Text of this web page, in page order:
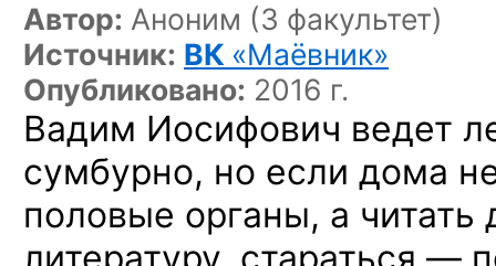
Автор: Аноним (3 факультет)
Источник: ВК «Маёвник»
Опубликовано: 2016 г.
Вадим Иосифович ведет
сумбурно, но если дома
половые органы, а читать